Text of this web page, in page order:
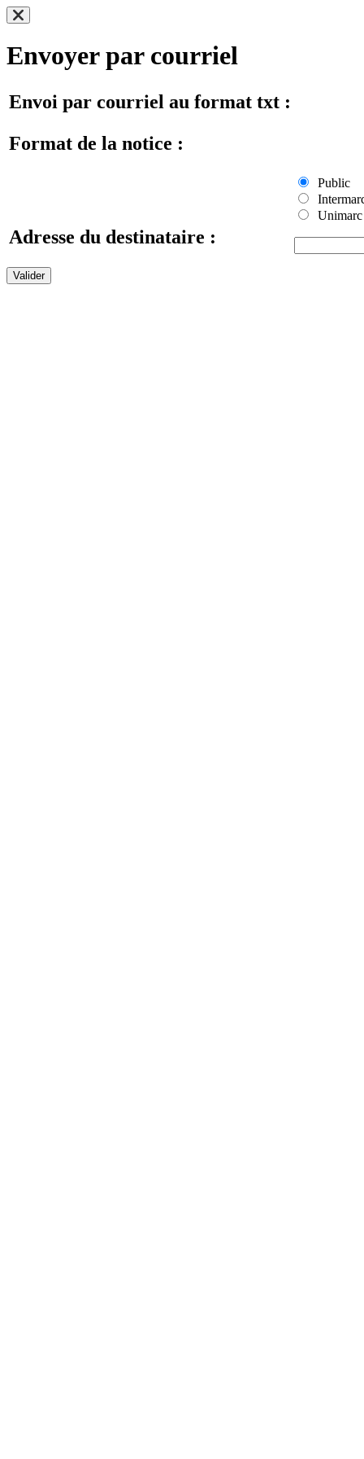
Envoyer par courriel
Envoi par courriel au format txt :
Format de la notice :
Public
Unimarc
Adresse du destinataire :